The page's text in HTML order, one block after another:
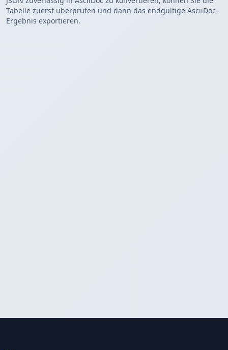
Tabelle zuerst überprüfen und dann das endgültige AsciiDoc-
Ergebnis exportieren.